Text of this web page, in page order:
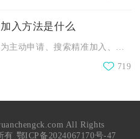
入方法是什么
719
All Rights
有 鄂ICP备2024067170号-47